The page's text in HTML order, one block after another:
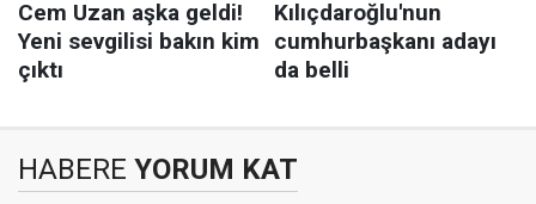
HABERE YORUM KAT